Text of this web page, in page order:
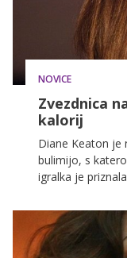
NOVICE
Zvezdnica
kalorij
Diane Keaton je
bulimijo, s
igralka je
organizmu
je zahvaljujoč